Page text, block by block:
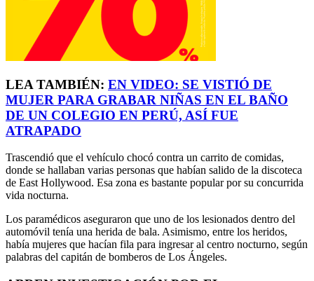
LEA TAMBIÉN: EN VIDEO: SE VISTIÓ DE
MUJER PARA GRABAR NIÑAS EN EL BAÑO
DE UN COLEGIO EN PERÚ, ASÍ FUE
ATRAPADO
Trascendió que el vehículo chocó contra un carrito de comidas,
donde se hallaban varias personas que habían salido de la discoteca
de East Hollywood. Esa zona es bastante popular por su concurrida
vida nocturna.
Los paramédicos aseguraron que uno de los lesionados dentro del
automóvil tenía una herida de bala. Asimismo, entre los heridos,
había mujeres que hacían fila para ingresar al centro nocturno, según
palabras del capitán de bomberos de Los Ángeles.